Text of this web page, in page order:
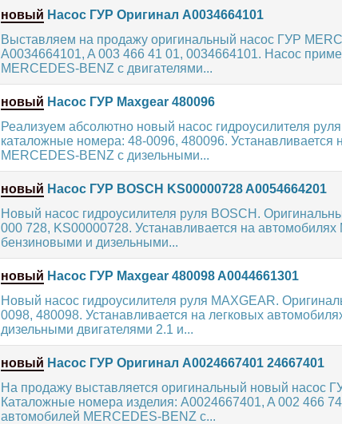
новый Насос ГУР Оригинал A0034664101
Выставляем на продажу оригинальный насос ГУР
A0034664101, A 003 466 41 01, 0034664101. Насос
MERCEDES-BENZ с двигателями...
новый Насос ГУР Maxgear 480096
Реализуем абсолютно новый насос гидроусилителя
каталожные номера: 48-0096, 480096. Устанавливается
MERCEDES-BENZ с дизельными...
новый Насос ГУР BOSCH KS00000728 A0054664201
Новый насос гидроусилителя руля BOSCH.
000 728, KS00000728. Устанавливается на
бензиновыми и дизельными...
новый Насос ГУР Maxgear 480098 A0044661301
Новый насос гидроусилителя руля MAXGEAR.
0098, 480098. Устанавливается на легковых
дизельными двигателями 2.1 и...
новый Насос ГУР Оригинал A0024667401 24667401
На продажу выставляется оригинальный новый насос
Каталожные номера изделия: A0024667401, A 002 466
автомобилей MERCEDES-BENZ с...